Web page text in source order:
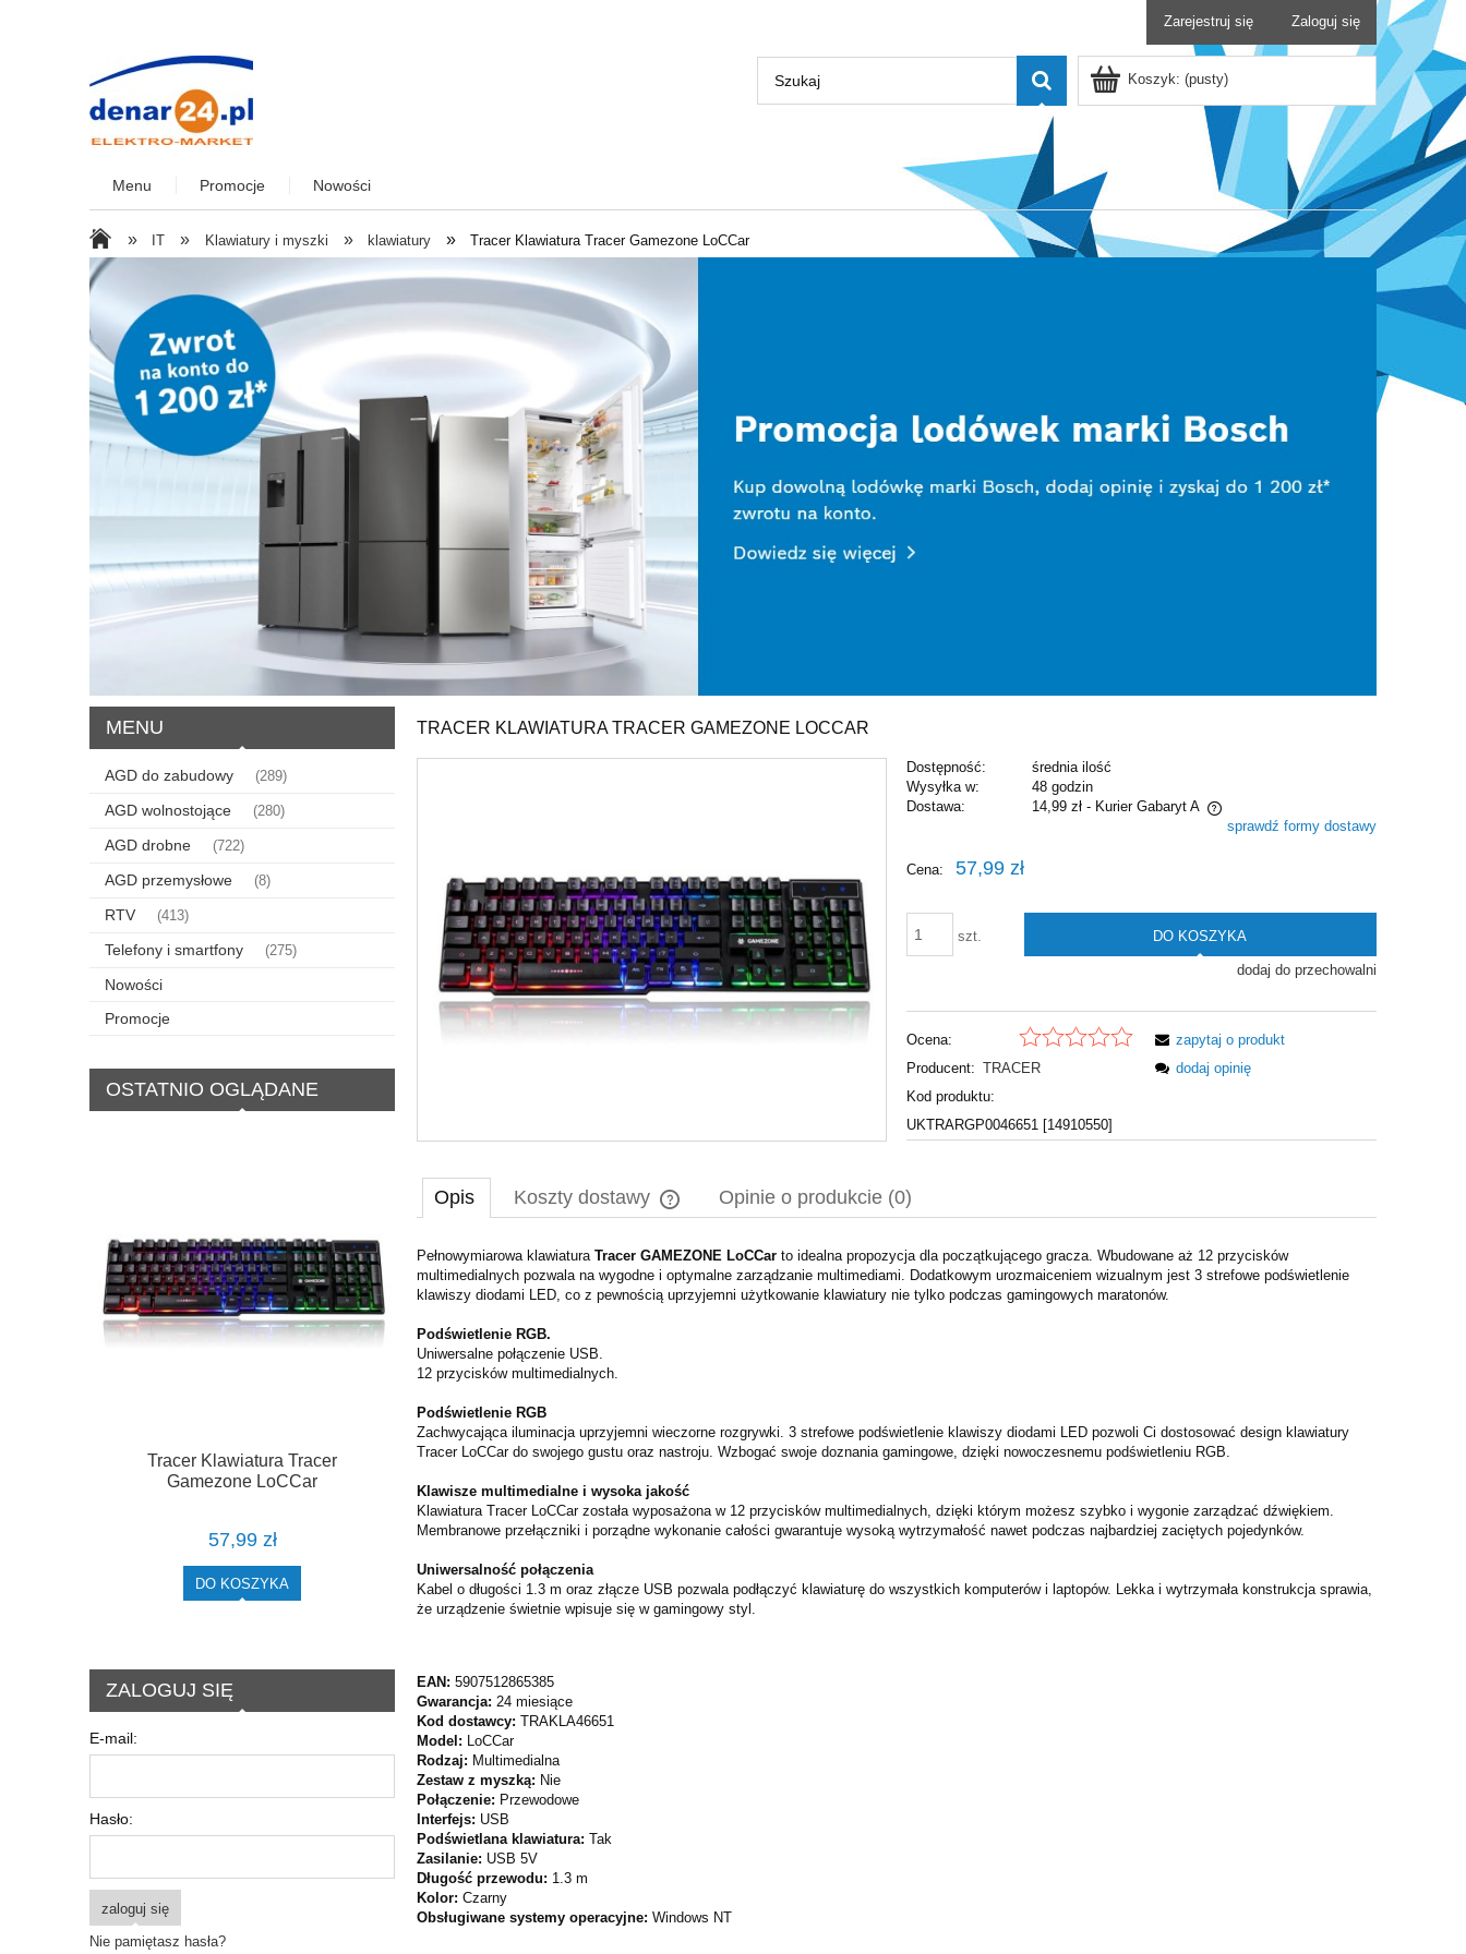
Zarejestruj się Zaloguj się
Koszyk: (pusty)
Menu Promocje Nowości
» IT » Klawiatury i myszki » klawiatury » Tracer Klawiatura Tracer Gamezone LoCCar
MENU
AGD do zabudowy (289)
AGD wolnostojące (280)
AGD drobne (722)
AGD przemysłowe (8)
RTV (413)
Telefony i smartfony (275)
Nowości
Promocje
OSTATNIO OGLĄDANE
Tracer Klawiatura Tracer
Gamezone LoCCar
57,99 zł
DO KOSZYKA
ZALOGUJ SIĘ
E-mail:
Hasło:
zaloguj się
Nie pamiętasz hasła?
TRACER KLAWIATURA TRACER GAMEZONE LOCCAR
Dostępność:
średnia ilość
Wysyłka w:
48 godzin
Dostawa:
14,99 zł - Kurier Gabaryt A
płatności
sprawdź formy dostawy
Cena: 57,99 zł
szt. DO KOSZYKA
dodaj do przechowalni
Ocena:
Producent: TRACER
Kod produktu:
UKTRARGP0046651 [14910550]
zapytaj o produkt
dodaj opinię
Opis Koszty dostawy
Cena nie zawiera ewentualnych kosztów
płatności
Opinie o produkcie (0)
Pełnowymiarowa klawiaturaTracer GAMEZONE LoCCar to idealna propozycja dla początkującego gracza. Wbudowane aż 12 przycisków
multimedialnych pozwala na wygodne i optymalne zarządzanie multimediami. Dodatkowym urozmaiceniem wizualnym jest 3 strefowe podświetlenie
klawiszy diodami LED, co z pewnością uprzyjemni użytkowanie klawiatury nie tylko podczas gamingowych maratonów.
Podświetlenie RGB.
Uniwersalne połączenie USB.
12 przycisków multimedialnych.
Podświetlenie RGB
Zachwycająca iluminacja uprzyjemni wieczorne rozgrywki. 3 strefowe podświetlenie klawiszy diodami LED pozwoli Ci dostosować design klawiatury
Tracer LoCCar do swojego gustu oraz nastroju. Wzbogać swoje doznania gamingowe, dzięki nowoczesnemu podświetleniu RGB.
Klawisze multimedialne i wysoka jakość
Klawiatura Tracer LoCCar została wyposażona w 12 przycisków multimedialnych, dzięki którym możesz szybko i wygonie zarządzać dźwiękiem.
Membranowe przełączniki i porządne wykonanie całości gwarantuje wysoką wytrzymałość nawet podczas najbardziej zaciętych pojedynków.
Uniwersalność połączenia
Kabel o długości 1.3 m oraz złącze USB pozwala podłączyć klawiaturę do wszystkich komputerów i laptopów. Lekka i wytrzymała konstrukcja sprawia,
że urządzenie świetnie wpisuje się w gamingowy styl.
EAN: 5907512865385
Gwarancja: 24 miesiące
Kod dostawcy: TRAKLA46651
Model: LoCCar
Rodzaj: Multimedialna
Zestaw z myszką: Nie
Połączenie: Przewodowe
Interfejs: USB
Podświetlana klawiatura: Tak
Zasilanie: USB 5V
Długość przewodu: 1.3 m
Kolor: Czarny
Obsługiwane systemy operacyjne: Windows NT